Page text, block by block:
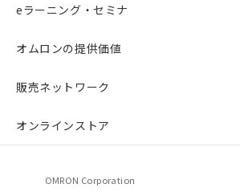
eラーニング・セミナ
オムロンの提供価値
販売ネットワーク
オンラインストア
OMRON Corporation